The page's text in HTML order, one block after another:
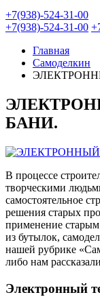
+7(938)-524-31-00
+7(938)-524-31-00
Главная
Самоделкин
БАНИ.
В процессе
творческими
самостоятельное
решения старых
применение
из бутылок,
нашей рубрике
либо нам
Электронный